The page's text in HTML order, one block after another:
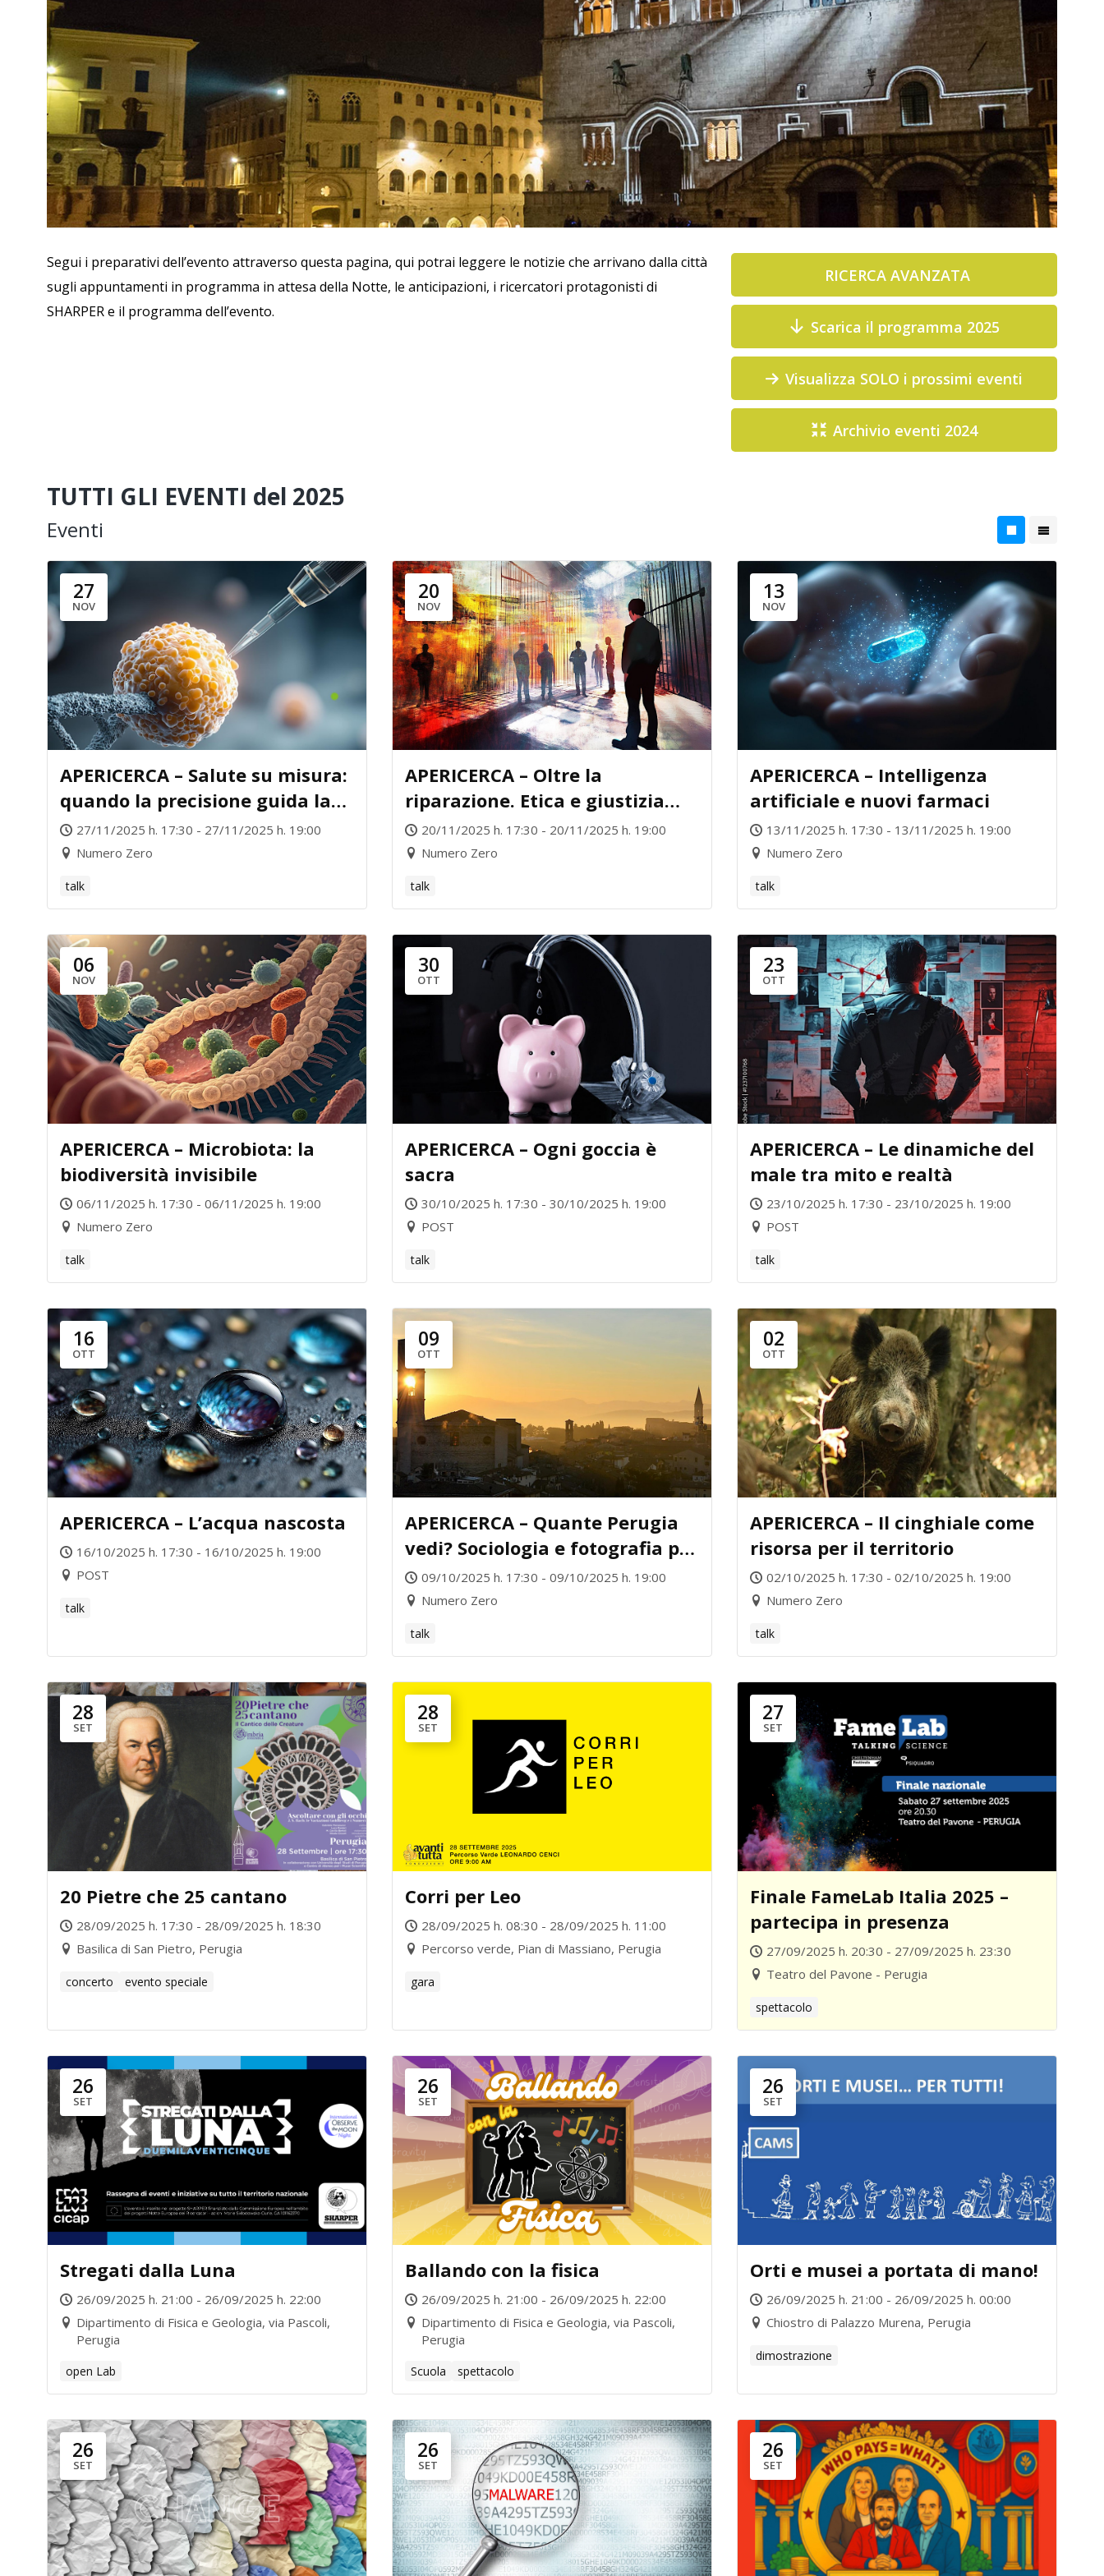
Segui i preparativi dell’evento attraverso questa pagina, qui potrai leggere le notizie che arrivano dalla città
sugli appuntamenti in programma in attesa della Notte, le anticipazioni, i ricercatori protagonisti di
SHARPER e il programma dell’evento.
RICERCA AVANZATA
Scarica il programma 2025
Visualizza SOLO i prossimi eventi
Archivio eventi 2024
TUTTI GLI EVENTI del 2025
Eventi
27
NOV
APERICERCA – Salute su misura:
quando la precisione guida la
cura
27/11/2025 h. 17:30 - 27/11/2025 h. 19:00
Numero Zero
talk
20
NOV
APERICERCA – Oltre la
riparazione. Etica e giustizia
riparativa Visualizza dettagli
20/11/2025 h. 17:30 - 20/11/2025 h. 19:00
Numero Zero
talk
13
NOV
APERICERCA – Intelligenza
artificiale e nuovi farmaci
13/11/2025 h. 17:30 - 13/11/2025 h. 19:00
Numero Zero
talk
06
NOV
APERICERCA – Microbiota: la
biodiversità invisibile
06/11/2025 h. 17:30 - 06/11/2025 h. 19:00
Numero Zero
talk
30
OTT
APERICERCA – Ogni goccia è
sacra
30/10/2025 h. 17:30 - 30/10/2025 h. 19:00
POST
talk
23
OTT
APERICERCA – Le dinamiche del
male tra mito e realtà
23/10/2025 h. 17:30 - 23/10/2025 h. 19:00
POST
talk
16
OTT
APERICERCA – L’acqua nascosta
16/10/2025 h. 17:30 - 16/10/2025 h. 19:00
POST
talk
09
OTT
APERICERCA – Quante Perugia
vedi? Sociologia e fotografia per
conoscere
09/10/2025 h. 17:30 - 09/10/2025 h. 19:00
Numero Zero
talk
02
OTT
APERICERCA – Il cinghiale come
risorsa per il territorio
02/10/2025 h. 17:30 - 02/10/2025 h. 19:00
Numero Zero
talk
28
SET
20 Pietre che 25 cantano
28/09/2025 h. 17:30 - 28/09/2025 h. 18:30
Basilica di San Pietro, Perugia
concerto evento speciale
28
SET
Corri per Leo
28/09/2025 h. 08:30 - 28/09/2025 h. 11:00
Percorso verde, Pian di Massiano, Perugia
gara
27
SET
Finale FameLab Italia 2025 –
partecipa in presenza
27/09/2025 h. 20:30 - 27/09/2025 h. 23:30
Teatro del Pavone - Perugia
spettacolo
26
SET
Stregati dalla Luna
26/09/2025 h. 21:00 - 26/09/2025 h. 22:00
Dipartimento di Fisica e Geologia, via Pascoli,
Perugia
open Lab
26
SET
Ballando con la fisica
26/09/2025 h. 21:00 - 26/09/2025 h. 22:00
Dipartimento di Fisica e Geologia, via Pascoli,
Perugia
Scuola spettacolo
26
SET
Orti e musei a portata di mano!
26/09/2025 h. 21:00 - 26/09/2025 h. 00:00
Chiostro di Palazzo Murena, Perugia
dimostrazione
26
SET
26
SET
26
SET